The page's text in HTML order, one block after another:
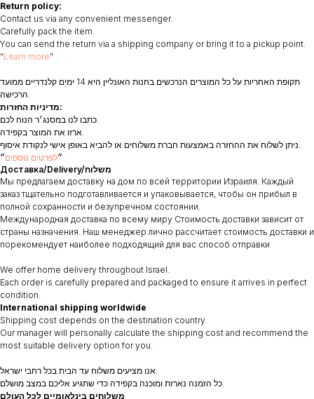
Return policy:
Contact us via any convenient messenger.
Carefully pack the item.
You can send the return via a shipping company or bring it to a pickup point.
“Learn more”
תקופת האחריות על כל המוצרים הנרכשים בחנות האונליין היא 14 ימים קלנדריים ממועד
הרכישה.
מדיניות החזרות:
כתבו לנו במסנג׳ר הנוח לכם.
ארזו את המוצר בקפידה.
ניתן לשלוח את ההחזרה באמצעות חברת משלוחים או להביא באופן אישי לנקודת איסוף.
״לפרטים נוספים״
Доставка/Delivery/משלוח
Мы предлагаем доставку на дом по всей территории Израиля. Каждый
заказ тщательно подготавливается и упаковывается, чтобы он прибыл в
полной сохранности и безупречном состоянии.
Международная доставка по всему миру Стоимость доставки зависит от
страны назначения. Наш менеджер лично рассчитает стоимость доставки и
порекомендует наиболее подходящий для вас способ отправки
We offer home delivery throughout Israel.
Each order is carefully prepared and packaged to ensure it arrives in perfect
condition.
International shipping worldwide
Shipping cost depends on the destination country.
Our manager will personally calculate the shipping cost and recommend the
most suitable delivery option for you.
אנו מציעים משלוח עד הבית בכל רחבי ישראל.
כל הזמנה נארזת ומוכנה בקפידה כדי שתגיע אליכם במצב מושלם.
משלוחים בינלאומיים לכל העולם